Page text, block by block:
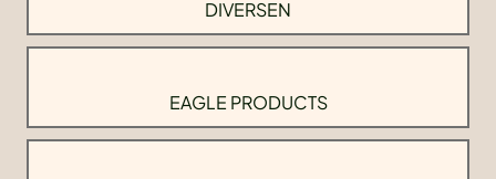
DIVERSEN
EAGLE PRODUCTS